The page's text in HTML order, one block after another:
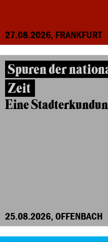
27.08.2026, FRANKFURT
Spuren der
Zeit
Eine
25.08.2026, OFFENBACH